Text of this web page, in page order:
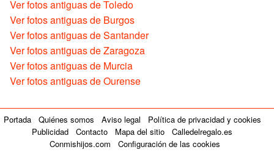
Ver fotos antiguas de Toledo
Ver fotos antiguas de Burgos
Ver fotos antiguas de Santander
Ver fotos antiguas de Zaragoza
Ver fotos antiguas de Murcia
Ver fotos antiguas de Ourense
Portada Quiénes somos Aviso legal
Política de privacidad y cookies
Publicidad
Contacto Mapa del sitio
Calledelregalo.es
Conmishijos.com
Configuración de las cookies